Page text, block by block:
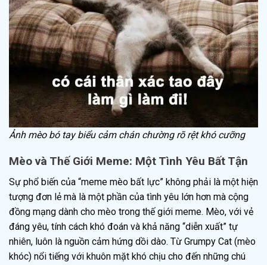
Ảnh mèo bó tay biểu cảm chán chường rõ rệt khó cưỡng
Mèo và Thế Giới Meme: Một Tình Yêu Bất Tận
Sự phổ biến của “meme mèo bất lực” không phải là một hiện
tượng đơn lẻ mà là một phần của tình yêu lớn hơn mà cộng
đồng mạng dành cho mèo trong thế giới meme. Mèo, với vẻ
đáng yêu, tính cách khó đoán và khả năng “diễn xuất” tự
nhiên, luôn là nguồn cảm hứng dồi dào. Từ Grumpy Cat (mèo
khóc) nổi tiếng với khuôn mặt khó chịu cho đến những chú